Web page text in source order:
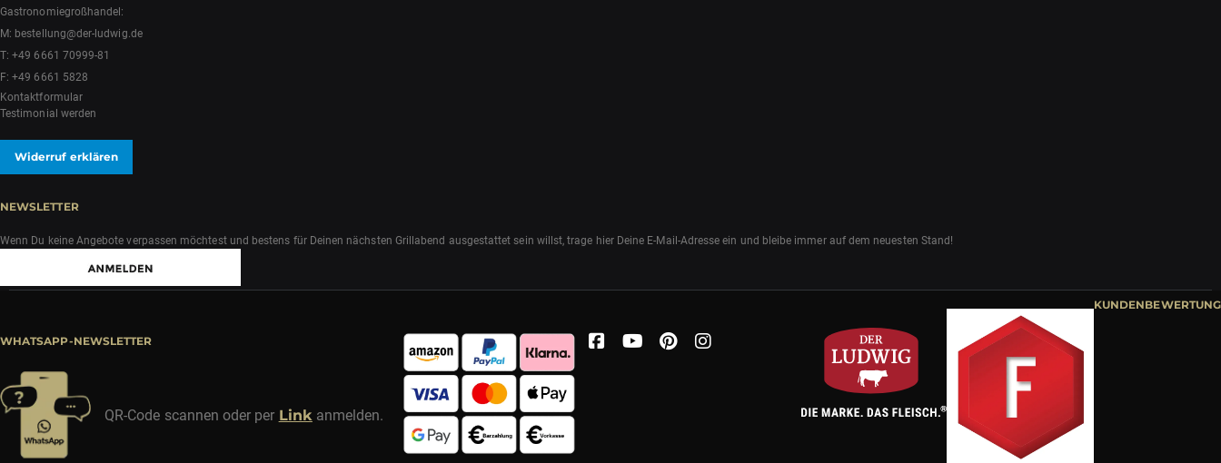
Gastronomiegroßhandel:
M: bestellung@der-ludwig.de
T:+49 6661 70999-81
F: +49 6661 5828
Kontaktformular
Testimonial werden
Widerruf erklären
NEWSLETTER
Wenn Du keine Angebote verpassen möchtest und bestens für Deinen nächsten Grillabend ausgestattet sein willst, trage hier Deine E-Mail-Adresse ein und bleibe immer auf dem neuesten Stand!
WHATSAPP-NEWSLETTER
QR-Code scannen oder per Link anmelden.
KUNDENBEWERTUNG